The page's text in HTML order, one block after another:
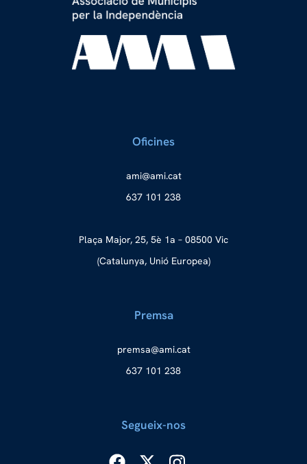
Oficines
tac.i
ma@im
a
637 101 238
Plaça Major, 25, 5è 1a – 08500 Vic
(Catalunya, Unió Europea)
Premsa
tac.i
ma@as
merp
637 101 238
Segueix-nos